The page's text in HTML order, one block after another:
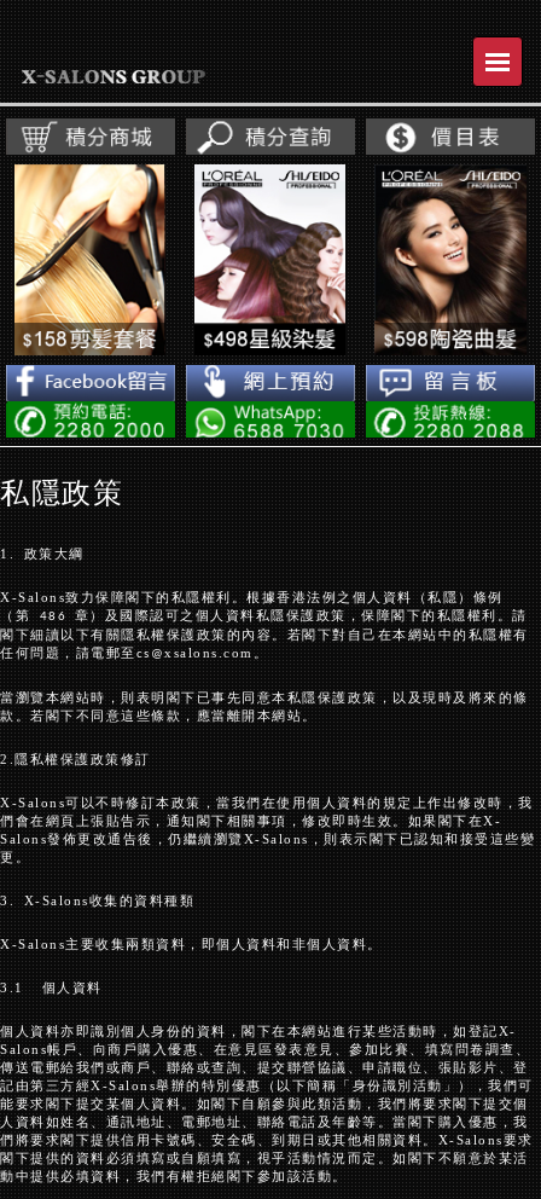
Toggle
私隱政策
1.政策大綱
X-Salons致力保障閣下的私隱權利。根據香港法例之個人資料（私隱）條例
（第486章）及國際認可之個人資料私隱保護政策，保障閣下的私隱權利。請
閣下細讀以下有關隱私權保護政策的內容。若閣下對自己在本網站中的私隱權有
任何問題，請電郵至cs@xsalons.com。
當瀏覽本網站時，則表明閣下已事先同意本私隱保護政策，以及現時及將來的條
款。若閣下不同意這些條款，應當離開本網站。
2. 隱私權保護政策修訂
X-Salons可以不時修訂本政策，當我們在使用個人資料的規定上作出修改時，我
們會在網頁上張貼告示，通知閣下相關事項，修改即時生效。如果閣下在X-
Salons發佈更改通告後，仍繼續瀏覽X-Salons，則表示閣下已認知和接受這些變
更。
3.X-Salons收集的資料種類
X-Salons主要收集兩類資料，即個人資料和非個人資料。
3.1 個人資料
個人資料亦即識別個人身份的資料，閣下在本網站進行某些活動時，如登記X-
Salons帳戶、向商戶購入優惠、在意見區發表意見、參加比賽、填寫問卷調查、
傳送電郵給我們或商戶、聯絡或查詢、提交聯營協議、申請職位、張貼影片、登
記由第三方經X-Salons舉辦的特別優惠（以下簡稱「身份識別活動」），我們可
能要求閣下提交某個人資料。如閣下自願參與此類活動，我們將要求閣下提交個
人資料如姓名、通訊地址、電郵地址、聯絡電話及年齡等。當閣下購入優惠，我
們將要求閣下提供信用卡號碼、安全碼、到期日或其他相關資料。X-Salons要求
閣下提供的資料必須填寫或自願填寫，視乎活動情況而定。如閣下不願意於某活
動中提供必填資料，我們有權拒絕閣下參加該活動。